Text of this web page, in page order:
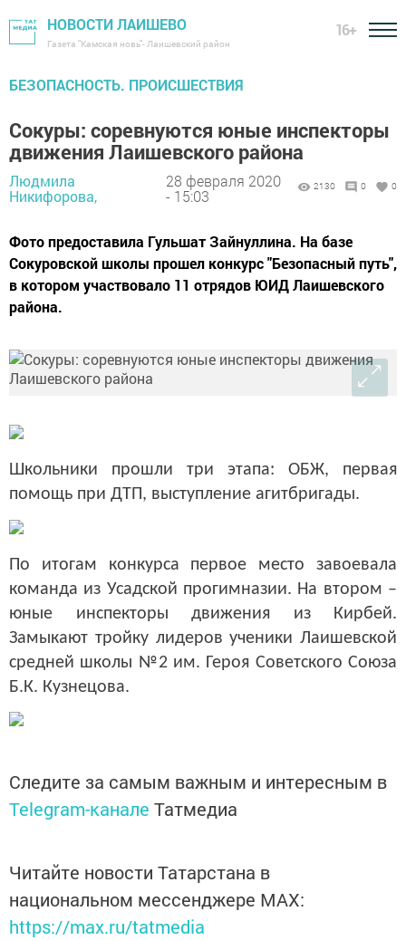
НОВОСТИ ЛАИШЕВО
Газета "Камская новь"- Лаишевский район
16+
БЕЗОПАСНОСТЬ. ПРОИСШЕСТВИЯ
Сокуры: соревнуются юные инспекторы
движения Лаишевского района
Людмила
Никифорова,
28 февраля 2020
- 15:03
2130 0 0
Фото предоставила Гульшат Зайнуллина. На базе
Сокуровской школы прошел конкурс "Безопасный путь",
в котором участвовало 11 отрядов ЮИД Лаишевского
района.
Школьники прошли три этапа: ОБЖ, первая
помощь при ДТП, выступление агитбригады.
По итогам конкурса первое место завоевала
команда из Усадской прогимназии. На втором –
юные инспекторы движения из Кирбей.
Замыкают тройку лидеров ученики Лаишевской
средней школы №2 им. Героя Советского Союза
Б.К. Кузнецова.
Следите за самым важным и интересным в
Telegram-канале Татмедиа
Читайте новости Татарстана в
национальном мессенджере MАХ:
https://max.ru/tatmedia